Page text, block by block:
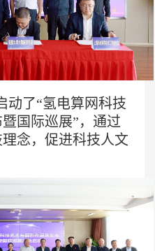
动了“氢电算网科技
国际巡展”，通过
念，促进科技人文